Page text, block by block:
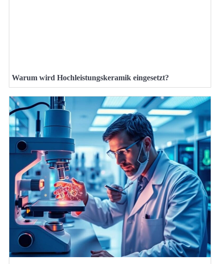
Warum wird Hochleistungskeramik eingesetzt?